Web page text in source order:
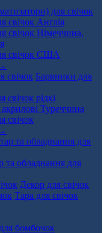
для свічок
свічок Англія
свічок Німеччина,
свічок США
Барвники для
рідкі
Туреччина
свічок
та обладнання для
Декор для свічок
Тара для свічок